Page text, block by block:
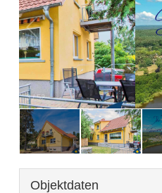
3/52
Objektdaten